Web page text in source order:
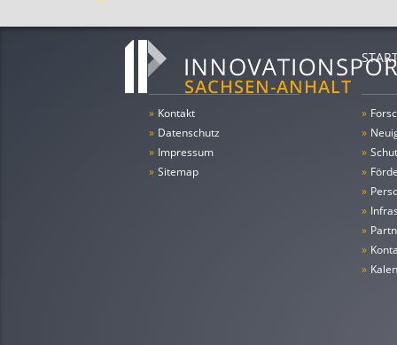
» Kontakt
» Datenschutz
» Impressum
» Sitemap
»
»
»
»
»
»
»
»
»